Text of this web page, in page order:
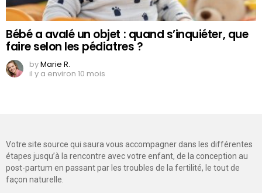
Bébé a avalé un objet : quand s’inquiéter, que
faire selon les pédiatres ?
byMarie R.
il y a environ 10 mois
Votre site source qui saura vous accompagner dans les différentes
étapes jusqu’à la rencontre avec votre enfant, de la conception au
post-partum en passant par les troubles de la fertilité, le tout de
façon naturelle.